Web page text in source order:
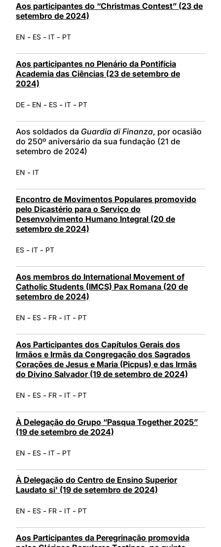
Aos participantes do “Christmas Contest” (23 de
setembro de 2024)
EN - ES - IT - PT
Aos participantes no Plenário da Pontifícia
Academia das Ciências (23 de setembro de
2024)
DE - EN - ES - IT - PT
Aos soldados da Guardia di Finanza, por ocasião
do 250º aniversário da sua fundação (21 de
setembro de 2024)
EN - IT
Encontro de Movimentos Populares promovido
pelo Dicastério para o Serviço do
Desenvolvimento Humano Integral (20 de
setembro de 2024)
ES - IT - PT
Aos membros do International Movement of
Catholic Students (IMCS) Pax Romana (20 de
setembro de 2024)
EN - ES - FR - IT - PT
Aos Participantes dos Capítulos Gerais dos
Irmãos e Irmãs da Congregação dos Sagrados
Corações de Jesus e Maria (Picpus) e das Irmãs
do Divino Salvador (19 de setembro de 2024)
EN - ES - FR - IT - PT
À Delegação do Grupo “Pasqua Together 2025”
(19 de setembro de 2024)
EN - ES - IT - PT
À Delegação do Centro de Ensino Superior
Laudato si' (19 de setembro de 2024)
EN - ES - FR - IT - PT
Aos Participantes da Peregrinação promovida